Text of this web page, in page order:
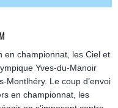
en championnat, les Ciel et
Yves-du-Manoir
Montlhéry. Le coup d’envoi
en championnat, les